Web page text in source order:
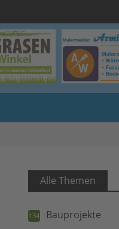
Alle Themen
134 Bauprojekte